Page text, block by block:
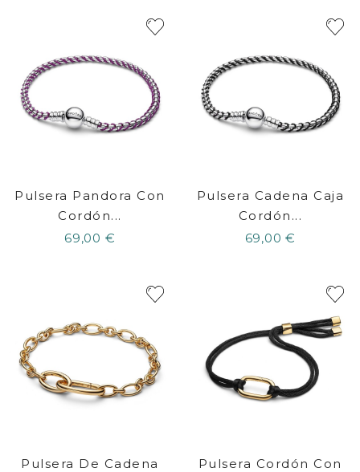
Pulsera Pandora Con
Cordón...
69,00 €
Pulsera Cadena Caja
Cordón...
69,00 €
Pulsera De Cadena
Pulsera Cordón Con